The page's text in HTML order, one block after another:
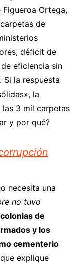
Ortega,
de
déficit de
eficiencia sin
la respuesta
la
3 mil carpetas
y por qué?
necesita una
no tuvo
de
y los
cementerio
explique